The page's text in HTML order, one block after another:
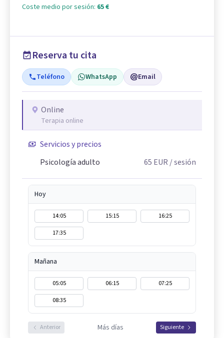
Coste medio por sesión: 65 €
Reserva tu cita
Teléfono WhatsApp Email
Online
Terapia online
Servicios y precios
Psicología adulto
65 EUR / sesión
Hoy
14:05 15:15
16:25
17:35
Mañana
05:05 06:15
07:25
08:35
Anterior Más días Siguiente